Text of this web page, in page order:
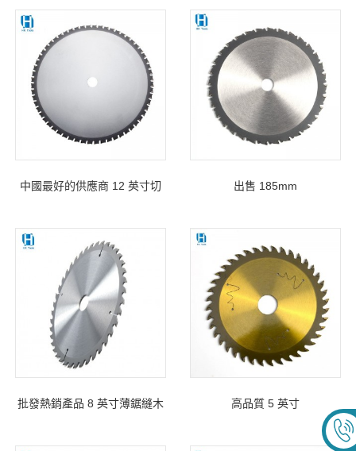
中國最好的供應商 12 英寸切 出售 185mm
批發熱銷產品 8 英寸薄鋸縫木 高品質 5 英寸
125*1.5/1.0*20*30T 金色薄鋸